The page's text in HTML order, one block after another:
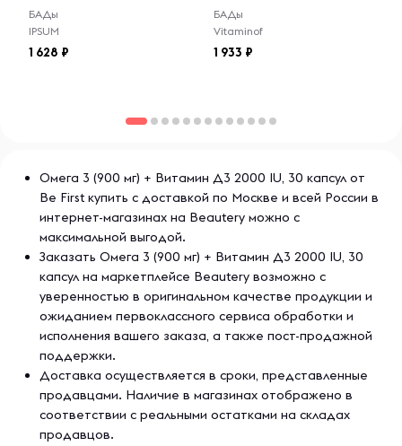
функциональные спортивные добавки и питание для
людей, ведущих активный образ жизни. Be First
предлагает широкий ассортимент продуктов, включая
First разработаны с использованием натуральных
БАДы
IPSUM
1 628
БАДы
Vitaminof
1 933
Омега 3 (900 мг) + Витамин Д3 2000 IU, 30 капсул от
Be First купить с доставкой по Москве и всей России в
интернет-магазинах на Beautery можно с
максимальной выгодой.
Заказать Омега 3 (900 мг) + Витамин Д3 2000 IU, 30
капсул на маркетплейсе Beautery возможно с
уверенностью в оригинальном качестве продукции и
ожиданием первоклассного сервиса обработки и
исполнения вашего заказа, а также пост-продажной
поддержки.
Доставка осуществляется в сроки, представленные
продавцами. Наличие в магазинах отображено в
соответствии с реальными остатками на складах
продавцов.